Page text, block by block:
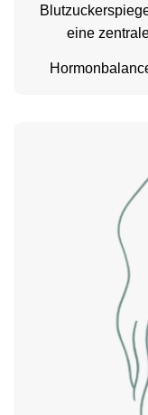
eine